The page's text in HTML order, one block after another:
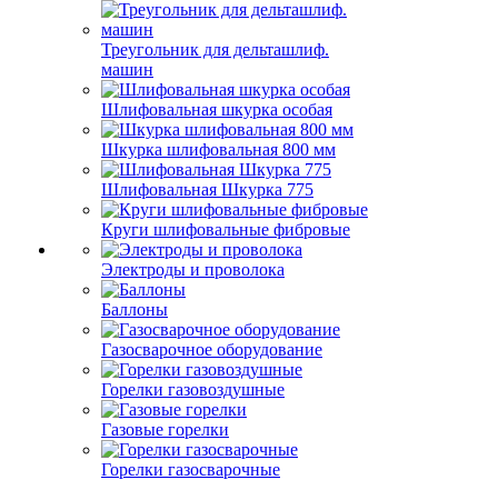
Треугольник для дельташлиф.
машин
Шлифовальная шкурка особая
Шкурка шлифовальная 800 мм
Шлифовальная Шкурка 775
Круги шлифовальные фибровые
Электроды и проволока
Баллоны
Газосварочное оборудование
Горелки газовоздушные
Газовые горелки
Горелки газосварочные